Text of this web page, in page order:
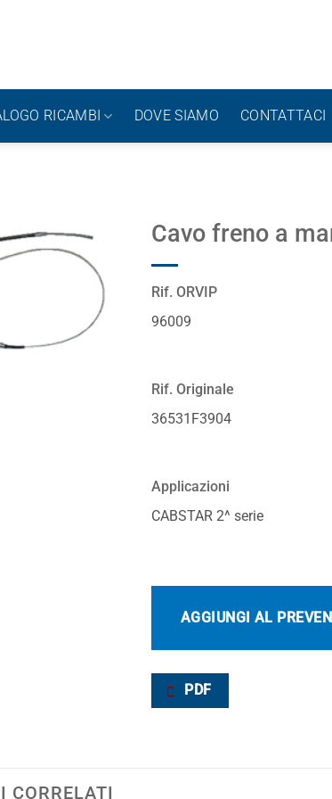
RICAMBI DOVE SIAMO CONTATTACI
Cavo freno a
Rif. ORVIP
96009
Rif. Originale
36531F3904
Applicazioni
CABSTAR 2^ serie
AGGIUNGI AL
PDF
CORRELATI